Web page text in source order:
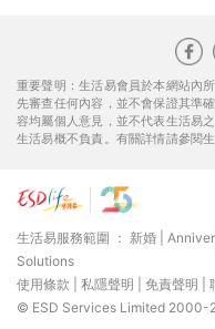
重要聲明：生活易會員於本網站內
先審查任何內容，並不會保證其準
容均屬個人意見，並不代表生活易
生活易概不負責。有關詳情請參閱生
生活易服務範圍 ： 新婚
Solutions
使用條款
私隱聲明 免責聲明
© ESD Services Limited 2000-